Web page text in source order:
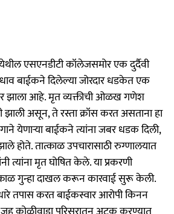
एसएनडीटी कॉलेजसमोर एक दुर्दैवी
बाईकने दिलेल्या जोरदार धडकेत एक
झाला आहे. मृत व्यक्तीची ओळख गणेश
असून, ते रस्ता क्रॉस करत असताना हा
येणाऱ्या बाईकने त्यांना जबर धडक दिली,
होते. तात्काळ उपचारासाठी रुग्णालयात
त्यांना मृत घोषित केले. या प्रकरणी
गुन्हा दाखल करून कारवाई सुरू केली.
तपास करत बाईकस्वार आरोपी किनन